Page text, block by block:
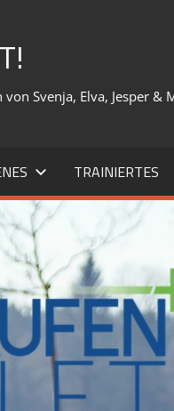
Svenja, Elva, Jesper &
TRAINIERTES